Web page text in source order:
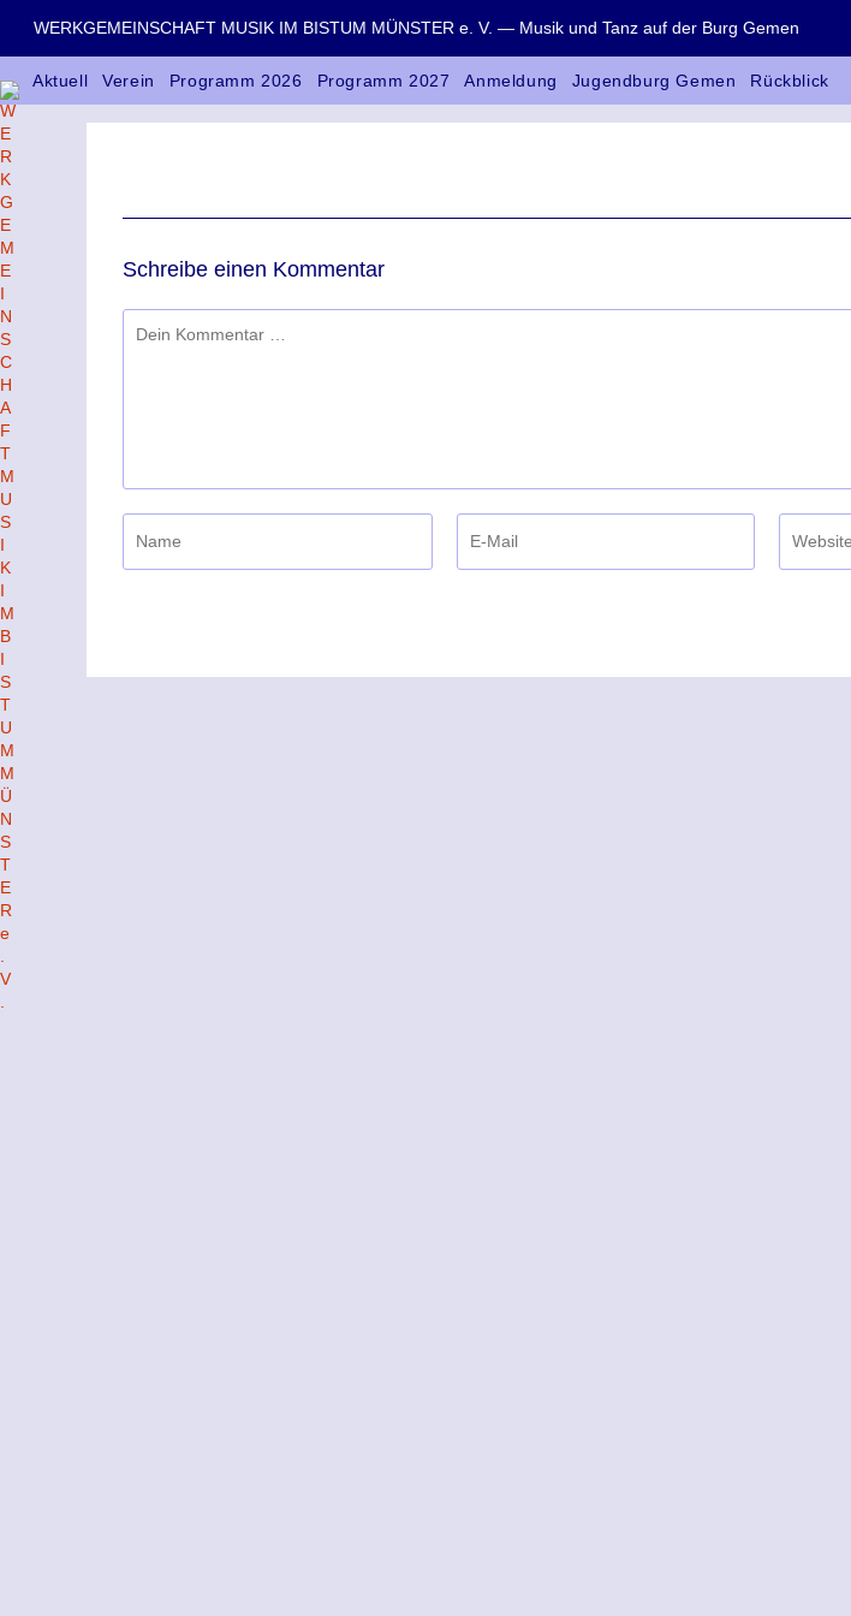
WERKGEMEINSCHAFT MUSIK IM BISTUM MÜNSTER e. V. — Musik und Tanz auf der Burg Gemen
Aktuell Verein Programm 2026 Programm 2027 Anmeldung Jugendburg Gemen Rückblick
Schreibe einen Kommentar